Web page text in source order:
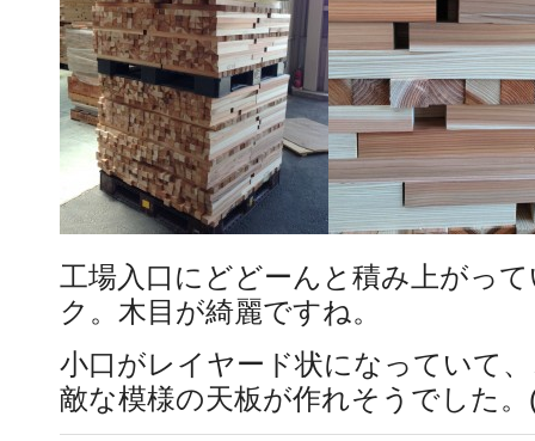
工場入口にどどーんと積み上がっ
ク。木目が綺麗ですね。
小口がレイヤード状になっていて
敵な模様の天板が作れそうでした